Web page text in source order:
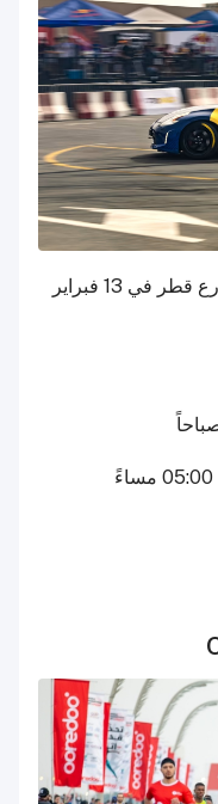
يعود ريد بُل كار بارك دريفت إلى شوارع قطر في 13 فبراير